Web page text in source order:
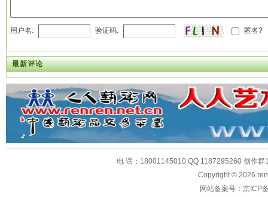
用户名: 验证码: 匿名?
最新评论
电 话：18001145010 QQ 1187295260 创作
Copyright © 2026
网站备案号：京ICP